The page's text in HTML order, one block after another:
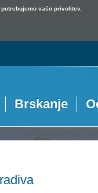
vašo privolitev.
Brskanje